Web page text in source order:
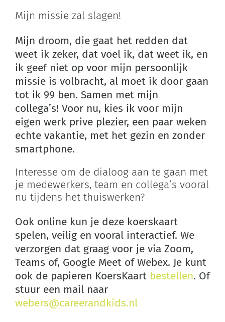
Mijn missie zal slagen!
Mijn droom, die gaat het redden dat
weet ik zeker, dat voel ik, dat weet ik, en
ik geef niet op voor mijn persoonlijk
missie is volbracht, al moet ik door gaan
tot ik 99 ben. Samen met mijn
collega’s! Voor nu, kies ik voor mijn
eigen werk prive plezier, een paar weken
echte vakantie, met het gezin en zonder
smartphone.
Interesse om de dialoog aan te gaan met
je medewerkers, team en collega’s vooral
nu tijdens het thuiswerken?
Ook online kun je deze koerskaart
spelen, veilig en vooral interactief. We
verzorgen dat graag voor je via Zoom,
Teams of, Google Meet of Webex. Je kunt
ook de papieren KoersKaart bestellen. Of
stuur een mail naar
webers@careerandkids.nl